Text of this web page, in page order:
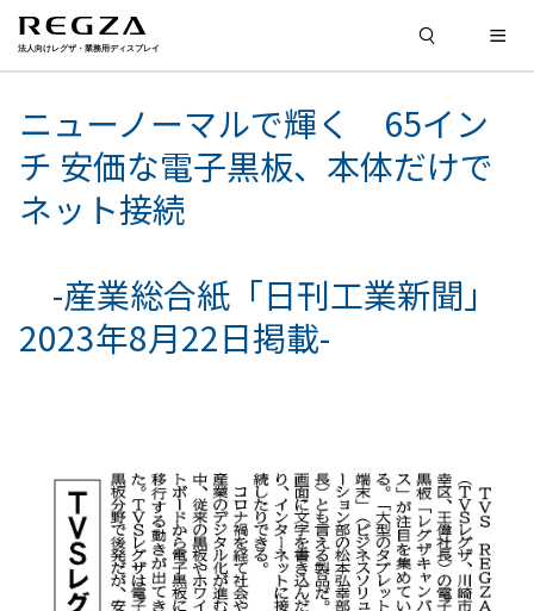
ニューノーマルで輝く 65イン
チ 安価な電子黒板、本体だけで
ネット接続
-産業総合紙「日刊工業新聞」
2023年8月22日掲載-